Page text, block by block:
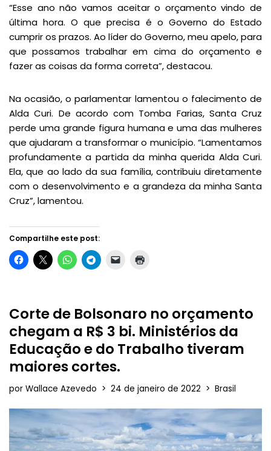
“Esse ano não vamos aceitar o orçamento vindo de
última hora. O que precisa é o Governo do Estado
cumprir os prazos. Ao líder do Governo, meu apelo, para
que possamos trabalhar em cima do orçamento e
fazer as coisas da forma correta”, destacou.
Na ocasião, o parlamentar lamentou o falecimento de
Alda Curi. De acordo com Tomba Farias, Santa Cruz
perde uma grande figura humana e uma das mulheres
que ajudaram a transformar o município. “Lamentamos
profundamente a partida da minha querida Alda Curi.
Ela, que ao lado da sua família, contribuiu diretamente
com o desenvolvimento e a grandeza da minha Santa
Cruz”, lamentou.
Compartilhe este post:
Corte de Bolsonaro no orçamento
chegam a R$ 3 bi. Ministérios da
Educação e do Trabalho tiveram
maiores cortes.
por Wallace Azevedo 24 de janeiro de 2022 Brasil